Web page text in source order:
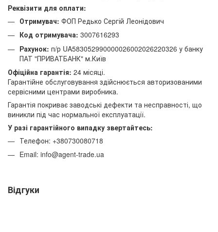
Реквізити для оплати:
Отримувач: ФОП Редько Сергій Леонідович
Код отримувача: 3007616293
Рахунок: п/р UA583052990000026002026220326 у банку
ПАТ "ПРИВАТБАНК" м.Київ
Офіційна гарантія: 24 місяці.
Гарантійне обслуговування здійснюється авторизованими
сервісними центрами виробника.
Гарантія покриває заводські дефекти та несправності, що
виникли під час нормальної експлуатації.
У разі гарантійного випадку звертайтесь:
Телефон: +380730080718
Email: info@agent-trade.ua
Відгуки